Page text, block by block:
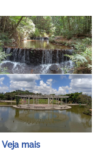
Veja mais